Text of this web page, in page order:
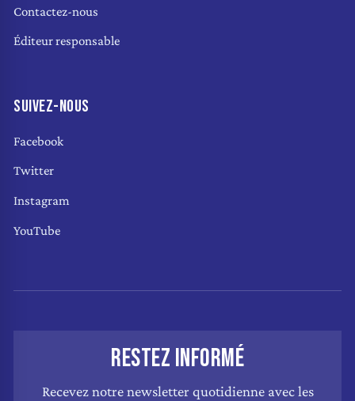
Contactez-nous
Éditeur responsable
SUIVEZ-NOUS
Facebook
Twitter
Instagram
YouTube
RESTEZ INFORMÉ
Recevez notre newsletter quotidienne avec les